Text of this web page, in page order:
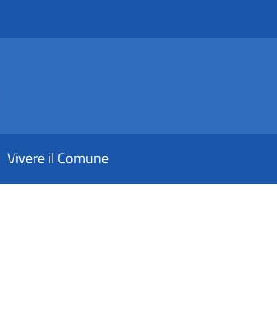
Vivere il Comune